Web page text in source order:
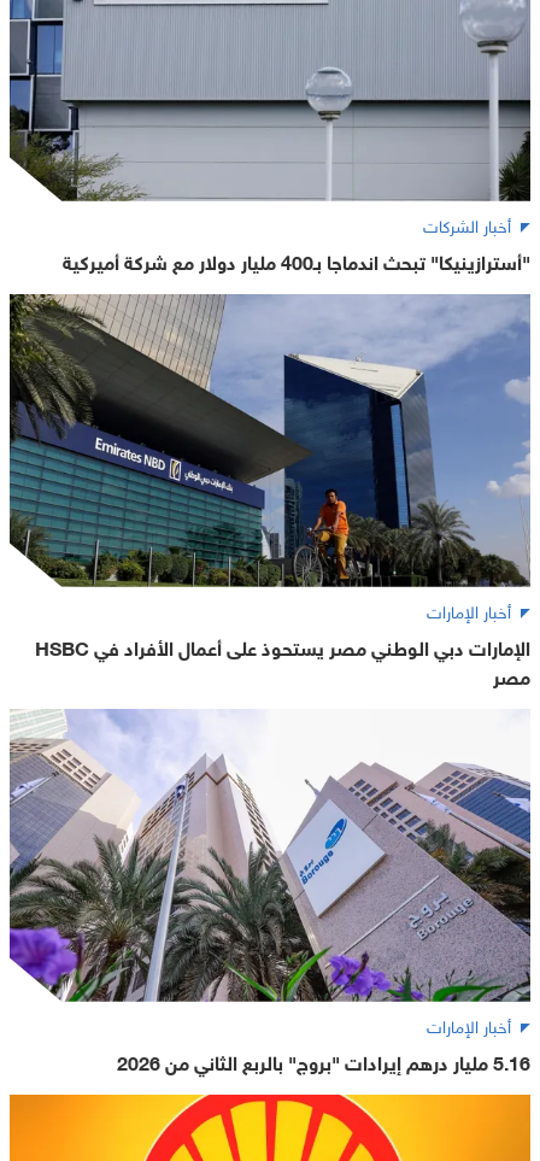
أخبار الشركات
"أسترازينيكا" تبحث اندماجا بـ400 مليار دولار مع شركة أميركية
أخبار الإمارات
الإمارات دبي الوطني مصر يستحوذ على أعمال الأفراد في HSBC
مصر
أخبار الإمارات
5.16 مليار درهم إيرادات "بروج" بالربع الثاني من 2026